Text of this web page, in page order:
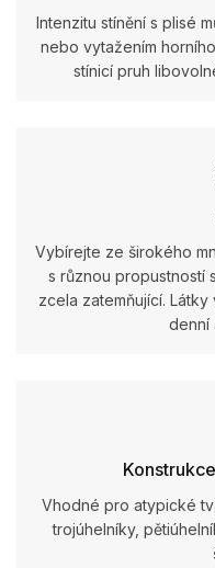
Intenzitu stínění s plisé
nebo vytažením
stínicí pruh
Vybírejte ze širokého
s různou propustností
zcela zatemňující.
denní
Vhodné pro atypické
trojúhelníky,